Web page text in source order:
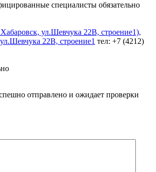
специалисты обязательно
ул.Шевчука 22В, строение1),
22В, строение1 тел: +7 (4212)
отправлено и ожидает проверки